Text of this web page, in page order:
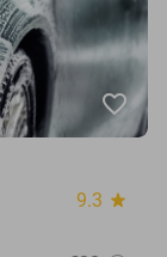
favorite_border
9.3 star